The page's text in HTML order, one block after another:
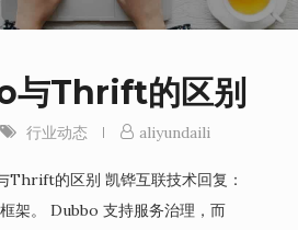
与Thrift的区别
行业动态 aliyundaili
Thrift的区别 凯铧互联技术回复：
架。 Dubbo 支持服务治理，而